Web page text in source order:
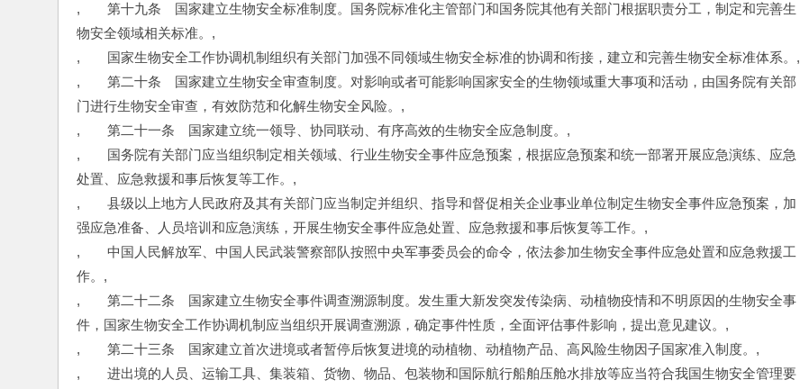
,　　第十九条　国家建立生物安全标准制度。国务院标准化主管部门和国务院其他有关部门根据职责分工，制定和完善生
物安全领域相关标准。,
,　　国家生物安全工作协调机制组织有关部门加强不同领域生物安全标准的协调和衔接，建立和完善生物安全标准体系。,
,　　第二十条　国家建立生物安全审查制度。对影响或者可能影响国家安全的生物领域重大事项和活动，由国务院有关部
门进行生物安全审查，有效防范和化解生物安全风险。,
,　　第二十一条　国家建立统一领导、协同联动、有序高效的生物安全应急制度。,
,　　国务院有关部门应当组织制定相关领域、行业生物安全事件应急预案，根据应急预案和统一部署开展应急演练、应急
处置、应急救援和事后恢复等工作。,
,　　县级以上地方人民政府及其有关部门应当制定并组织、指导和督促相关企业事业单位制定生物安全事件应急预案，加
强应急准备、人员培训和应急演练，开展生物安全事件应急处置、应急救援和事后恢复等工作。,
,　　中国人民解放军、中国人民武装警察部队按照中央军事委员会的命令，依法参加生物安全事件应急处置和应急救援工
作。,
,　　第二十二条　国家建立生物安全事件调查溯源制度。发生重大新发突发传染病、动植物疫情和不明原因的生物安全事
件，国家生物安全工作协调机制应当组织开展调查溯源，确定事件性质，全面评估事件影响，提出意见建议。,
,　　第二十三条　国家建立首次进境或者暂停后恢复进境的动植物、动植物产品、高风险生物因子国家准入制度。,
,　　进出境的人员、运输工具、集装箱、货物、物品、包装物和国际航行船舶压舱水排放等应当符合我国生物安全管理要